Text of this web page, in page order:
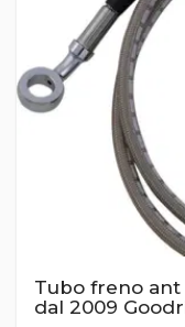
Tubo freno ant
dal 2009